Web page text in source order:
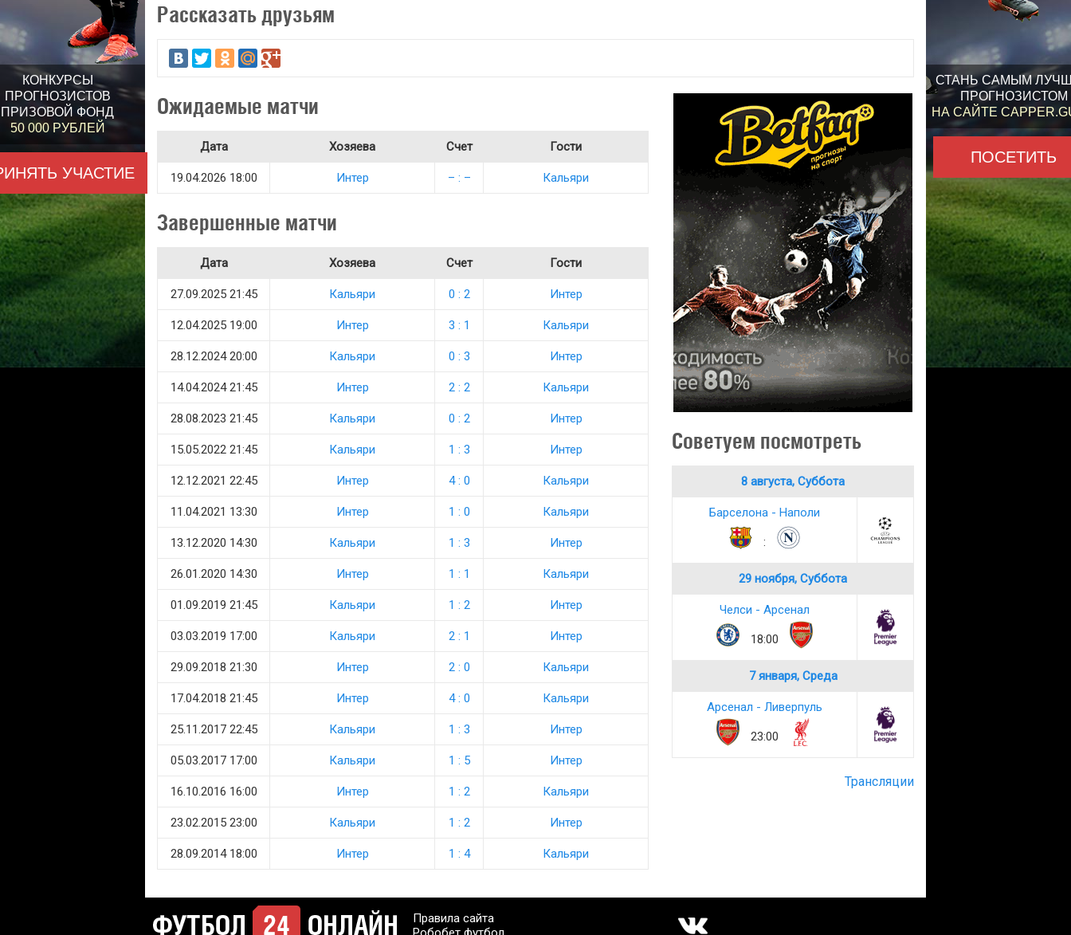
КОНКУРСЫ
ПРОГНОЗИСТОВ
ПРИЗОВОЙ ФОНД
50 000 РУБЛЕЙ
УЧАСТИЕ
СТАНЬ САМЫМ
ПРОГНОЗИСТОМ
НА САЙТЕ
ПОСЕТИТЬ
Рассказать друзьям
Ожидаемые матчи
Дата Хозяева Счет Гости
19.04.2026 18:00 Интер – : – Кальяри
Завершенные матчи
Дата Хозяева Счет Гости
27.09.2025 21:45 Кальяри 0 : 2 Интер
12.04.2025 19:00 Интер 3 : 1 Кальяри
28.12.2024 20:00 Кальяри 0 : 3 Интер
14.04.2024 21:45 Интер 2 : 2 Кальяри
28.08.2023 21:45 Кальяри 0 : 2 Интер
15.05.2022 21:45 Кальяри 1 : 3 Интер
12.12.2021 22:45 Интер 4 : 0 Кальяри
11.04.2021 13:30 Интер 1 : 0 Кальяри
13.12.2020 14:30 Кальяри 1 : 3 Интер
26.01.2020 14:30 Интер 1 : 1 Кальяри
01.09.2019 21:45 Кальяри 1 : 2 Интер
03.03.2019 17:00 Кальяри 2 : 1 Интер
29.09.2018 21:30 Интер 2 : 0 Кальяри
17.04.2018 21:45 Интер 4 : 0 Кальяри
25.11.2017 22:45 Кальяри 1 : 3 Интер
05.03.2017 17:00 Кальяри 1 : 5 Интер
16.10.2016 16:00 Интер 1 : 2 Кальяри
23.02.2015 23:00 Кальяри 1 : 2 Интер
28.09.2014 18:00 Интер 1 : 4 Кальяри
Советуем посмотреть
8 августа, Суббота
Барселона - Наполи
:
29 ноября, Суббота
Челси - Арсенал
18:00
7 января, Среда
Арсенал - Ливерпуль
23:00
Трансляции
Правила сайта